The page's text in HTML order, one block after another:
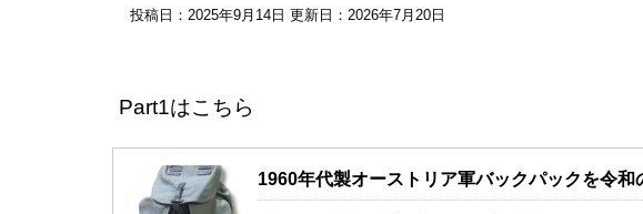
投稿日：2025年9月14日 更新日： 2026年7月20日
Part1はこちら
1960年代製オーストリア軍バックパックを令